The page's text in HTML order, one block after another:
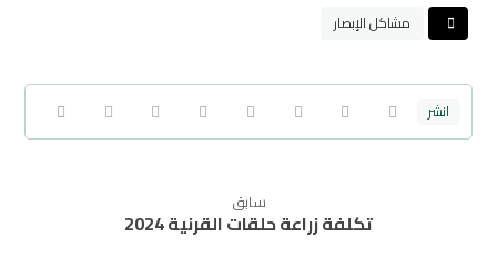
مشاكل الإبصار
سابق
تكلفة زراعة حلقات القرنية 2024